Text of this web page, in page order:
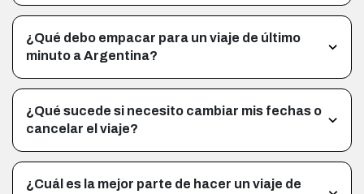
¿Qué debo empacar para un viaje de último
minuto a Argentina?
¿Qué sucede si necesito cambiar mis fechas o
cancelar el viaje?
¿Cuál es la mejor parte de hacer un viaje de